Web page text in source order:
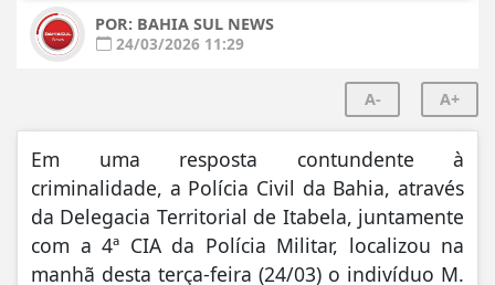
POR: BAHIA SUL NEWS
24/03/2026 11:29
A- A+
Em uma resposta contundente à
criminalidade, a Polícia Civil da Bahia, através
da Delegacia Territorial de Itabela, juntamente
com a 4ª CIA da Polícia Militar, localizou na
manhã desta terça-feira (24/03) o indivíduo M.